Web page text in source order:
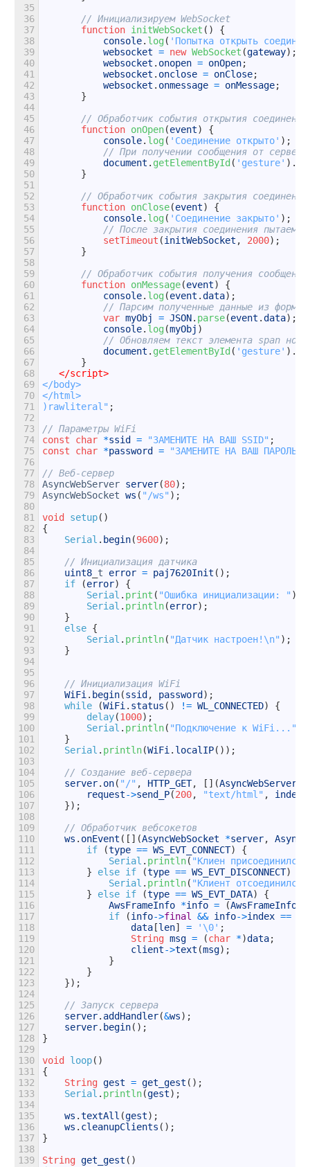
35
36
37
38
39
40
41
42
43
44
45
46
47
48
49
50
51
52
53
54
55
56
57
58
59
60
61
62
63
64
65
66
67
68
69
70
71
72
73
74
75
76
77
78
79
80
81
82
83
84
85
86
87
88
89
90
91
92
93
94
95
96
97
98
99
100
101
102
103
104
105
106
107
108
109
110
111
112
113
114
115
116
117
118
119
120
121
122
123
124
125
126
127
128
129
130
131
132
133
134
135
136
137
138
139
// Инициализируем WebSocket
function initWebSocket ( )
{
console. log ( 'Попытка открыть
websocket = new WebSocket (gateway) ;
websocket . onopen = onOpen;
websocket . onclose = onClose;
websocket . onmessage = onMessage;
}
// Обработчик события открытия соединения
function onOpen(event)
{
console. log ( 'Соединение открыто' ) ;
// При получении сообщения от
document . getElementById ( 'gesture' ) .
}
// Обработчик события закрытия соединения
function onClose(event)
{
console. log ( 'Соединение закрыто' ) ;
// После закрытия соединения
setTimeout (initWebSocket , 2000) ;
}
// Обработчик события получения
function onMessage(event)
{
console. log (event .data) ;
// Парсим полученные данные из
var myObj = JSON. parse(event .data) ;
console. log (myObj )
// Обновляем текст элемента span
document . getElementById ( 'gesture' ) .
}
</script>
</body>
</html>
)rawliteral" ;
// Параметры WiFi
const
char *ssid = "ЗАМЕНИТЕ НА ВАШ SSID" ;
const
char *password = "ЗАМЕНИТЕ НА ВАШ ПАРОЛЬ"
// Веб-сервер
AsyncWebServer server(80) ;
AsyncWebSocket ws ( "/ws" ) ;
void
setup( )
{
Serial . begin(9600) ;
// Инициализация датчика
uint8 t error = paj7620Init ( ) ;
if
(error)
{
Serial . print ( "Ошибка инициализации: " )
Serial . println(error) ;
}
else {
Serial . println( "Датчик настроен!\n" ) ;
}
// Инициализация WiFi
WiFi. begin(ssid , password ) ;
while
(WiFi. status ( ) != WL_CONNECTED)
{
delay(1000) ;
Serial . println( "Подключение к WiFi..."
}
Serial . println(WiFi. localIP( ) ) ;
// Создание веб-сервера
server. on( "/" , HTTP_GET, [ ] (
request->send_P(200, "text/html" ,
}) ;
// Обработчик вебсокетов
ws . onEvent ( [ ] (AsyncWebSocket *server,
if
(type == WS_EVT_CONNECT)
{
Serial . println( "Клиен присоединился"
}
else if (type == WS_EVT_DISCONNECT)
Serial . println( "Клиент отсоединился"
}
else if (type == WS_EVT_DATA)
{
AwsFrameInfo *info = (AwsFrameInfo
if
(info->final && info->index ==
data [len] = '\0' ;
String msg = (char *)data;
client->text (msg) ;
}
}
}) ;
// Запуск сервера
server. addHandler(&ws) ;
server. begin( ) ;
}
void
loop( )
{
String gest = get_gest ( ) ;
Serial . println(gest) ;
ws .textAll (gest) ;
ws . cleanupClients ( ) ;
}
String get_gest ( )